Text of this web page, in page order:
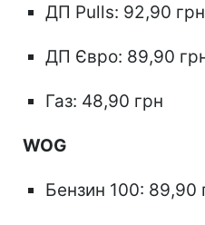
ДП Pulls: 92,90 грн
ДП Євро: 89,90
Газ: 48,90 грн
WOG
Бензин 100: 89,90